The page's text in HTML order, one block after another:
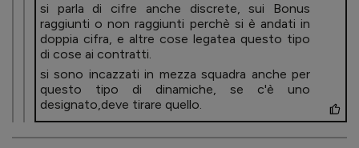
si parla di cifre anche discrete, sui Bonus
raggiunti o non raggiunti perchè si è andati in
doppia cifra, e altre cose legatea questo tipo
di cose ai contratti.
si sono incazzati in mezza squadra anche per
questo tipo di dinamiche, se c'è uno
designato,deve tirare quello.